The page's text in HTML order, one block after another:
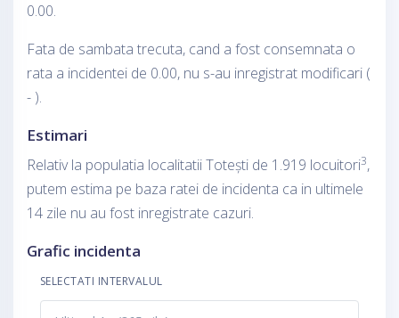
0.00.
Fata de sambata trecuta, cand a fost consemnata o
rata a incidentei de 0.00, nu s-au inregistrat modificari (
- ).
Estimari
Relativ la populatia localitatii Totești de 1.919 locuitori3,
putem estima pe baza ratei de incidenta ca in ultimele
14 zile nu au fost inregistrate cazuri.
Grafic incidenta
SELECTATI INTERVALUL